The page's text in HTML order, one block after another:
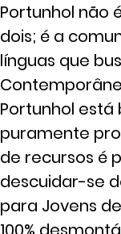
Portunhol não
dois; é a
línguas que
Portunhol
puramente
de recursos é
descuidar-se
para Jovens